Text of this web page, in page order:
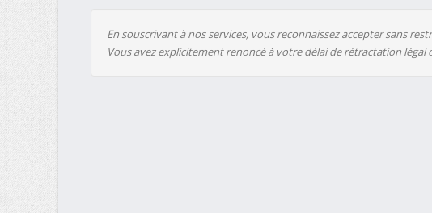
En souscrivant à nos services, vous reconnaissez accepter sans
Vous avez explicitement renoncé à votre délai de rétractation